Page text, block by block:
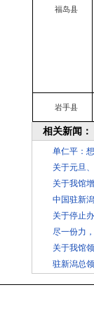
福岛县
岩手县
相关新闻：
单仁平：
关于元旦
关于我馆
中国驻新
关于停止
尽一份力
关于我馆
驻新潟总